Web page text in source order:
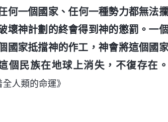
何一個國家、任何一種勢力都無法
壞神計劃的終會得到神的懲罰。一
國家抵擋神的作工，神會將這個國
個民族在地球上消失，不復存在。
人類的命運》